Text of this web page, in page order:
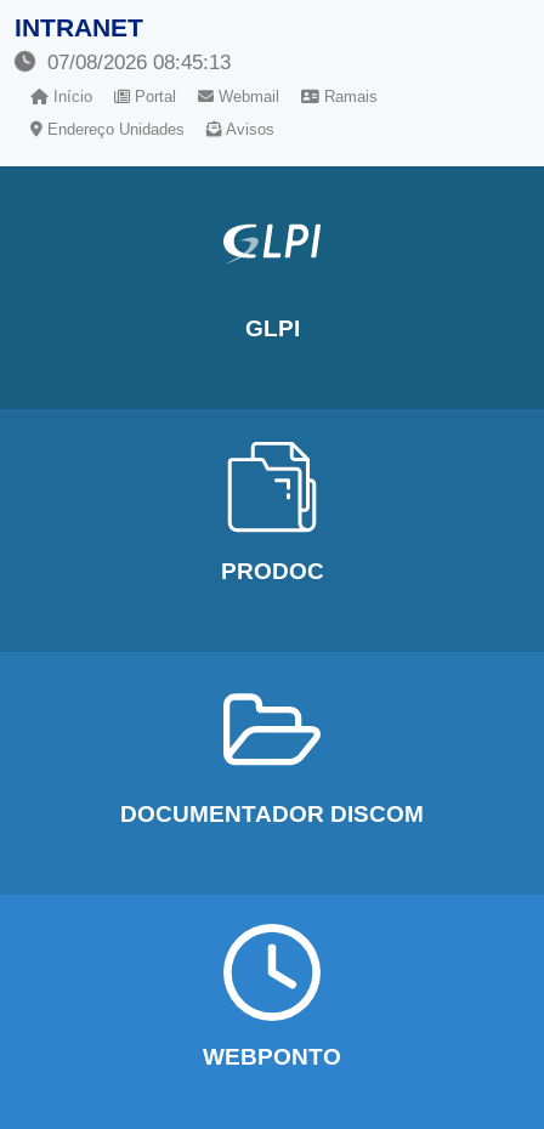
INTRANET
07/08/2026 08:45:13
Início Portal Webmail
Ramais
Endereço Unidades
Avisos
GLPI
PRODOC
DOCUMENTADOR DISCOM
WEBPONTO